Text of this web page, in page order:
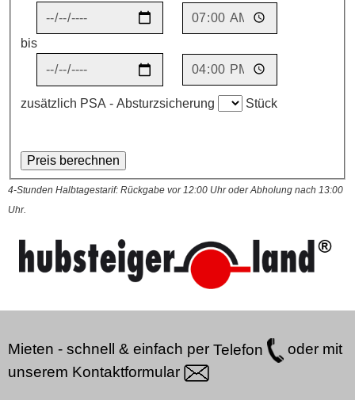
bis
zusätzlich PSA - Absturzsicherung Stück
4-Stunden Halbtagestarif: Rückgabe vor 12:00 Uhr oder Abholung nach 13:00
Uhr.
Mieten - schnell & einfach per Telefon
oder mit
unserem Kontaktformular